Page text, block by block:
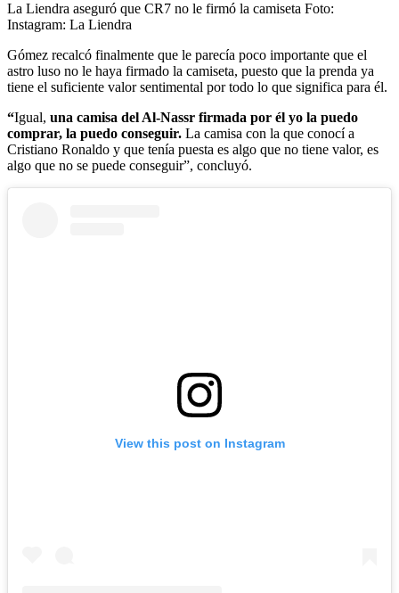
La Liendra aseguró que CR7 no le firmó la camiseta Foto:
Instagram: La Liendra
Gómez recalcó finalmente que le parecía poco importante que el
astro luso no le haya firmado la camiseta, puesto que la prenda ya
tiene el suficiente valor sentimental por todo lo que significa para él.
“Igual, una camisa del Al-Nassr firmada por él yo la puedo
comprar, la puedo conseguir. La camisa con la que conocí a
Cristiano Ronaldo y que tenía puesta es algo que no tiene valor, es
algo que no se puede conseguir”, concluyó.
View this post on Instagram